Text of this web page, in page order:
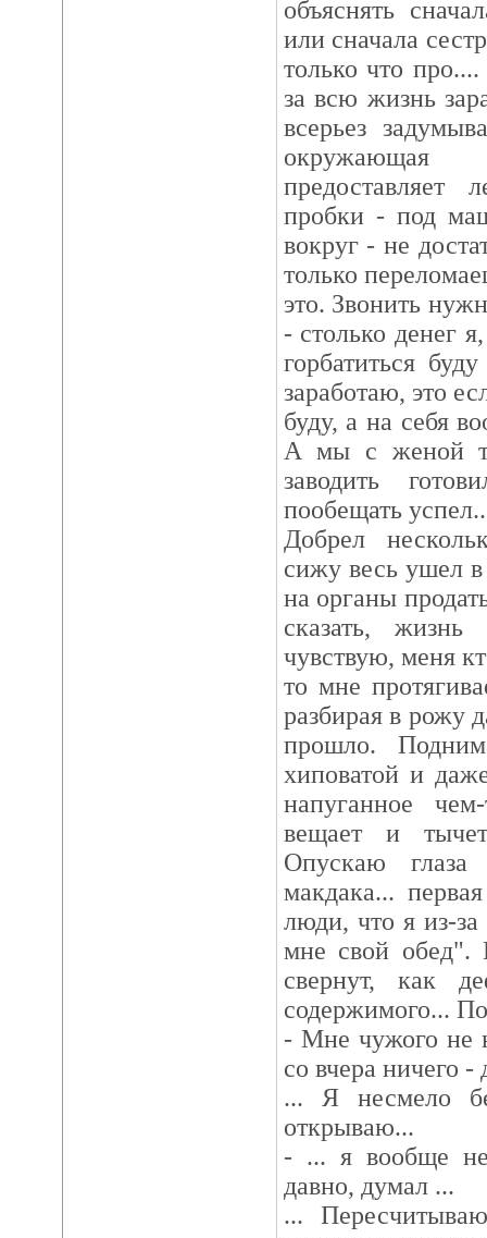
объяснять
или сначала
только что
за всю жизнь
всерьез
окружающая
предоставляет
пробки - под
вокруг - не
только
это. Звонить
- столько денег
горбатиться
заработаю, это
буду, а на себя
А мы с женой
заводить
пообещать
Добрел
сижу весь ушел
на органы
сказать, жизнь
чувствую, меня
то мне
разбирая в рожу
прошло.
хиповатой и
напуганное
вещает и
Опускаю
макдака...
люди, что я из-
мне свой обед".
свернут, как
содержимого...
- Мне чужого не
со вчера ничего
... Я несмело
открываю...
- ... я вообще
давно, думал ...
...